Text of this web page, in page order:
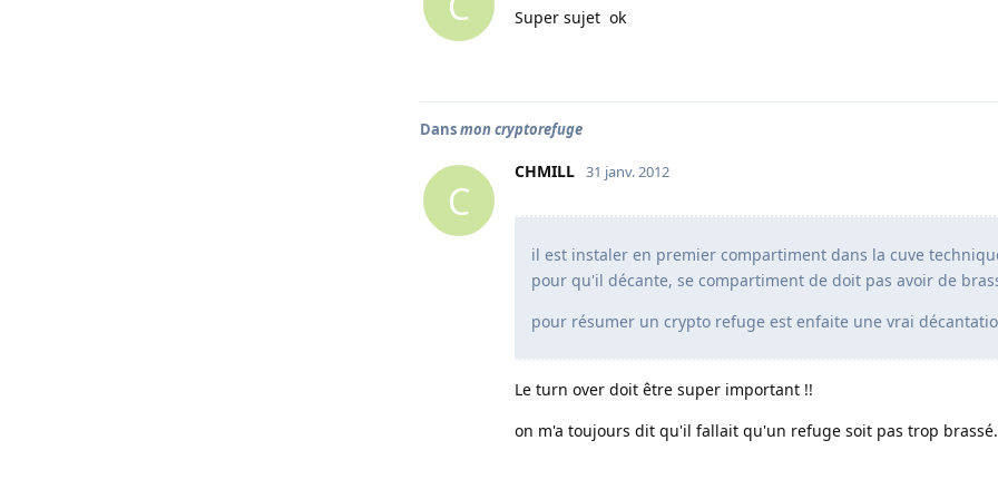
Super sujet ok
Dansmon cryptorefuge
C
CHMILL 31 janv. 2012
il est instaler en premier compartiment dans la cuve
pour qu'il décante, se compartiment de doit pas avoir de
pour résumer un crypto refuge est enfaite une vrai
Le turn over doit être super important !!
on m'a toujours dit qu'il fallait qu'un refuge soit pas trop